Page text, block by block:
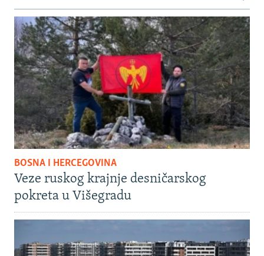
BOSNA I HERCEGOVINA
Veze ruskog krajnje desničarskog
pokreta u Višegradu